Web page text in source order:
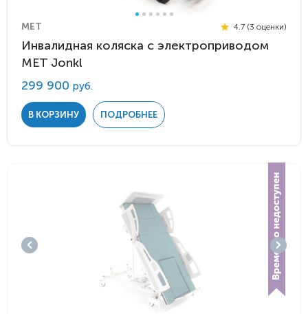
MET 4.7 (3 оценки)
Инвалидная коляска с электроприводом
MET Jonkl
299 900 руб.
В КОРЗИНУ ПОДРОБНЕЕ